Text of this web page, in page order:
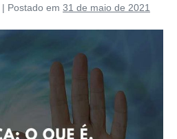
| Postado em 31 de maio de 2021